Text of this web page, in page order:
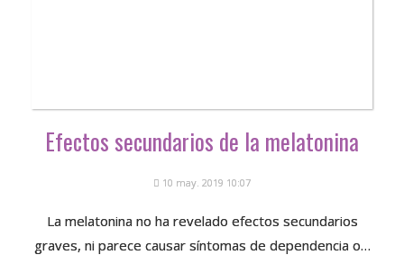
Efectos secundarios de la melatonina
10 may. 2019 10:07
La melatonina no ha revelado efectos secundarios
graves, ni parece causar síntomas de dependencia o…